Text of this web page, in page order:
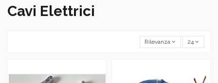
Cavi Elettrici
Rilevanza 24